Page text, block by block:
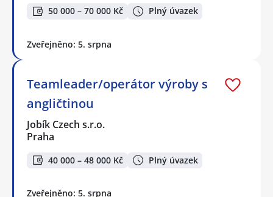
50 000 – 70 000 Kč Plný úvazek
Zveřejněno: 5. srpna
Teamleader/operátor výroby s
angličtinou
Jobík Czech s.r.o.
Praha
40 000 – 48 000 Kč Plný úvazek
Zveřejněno: 5. srpna